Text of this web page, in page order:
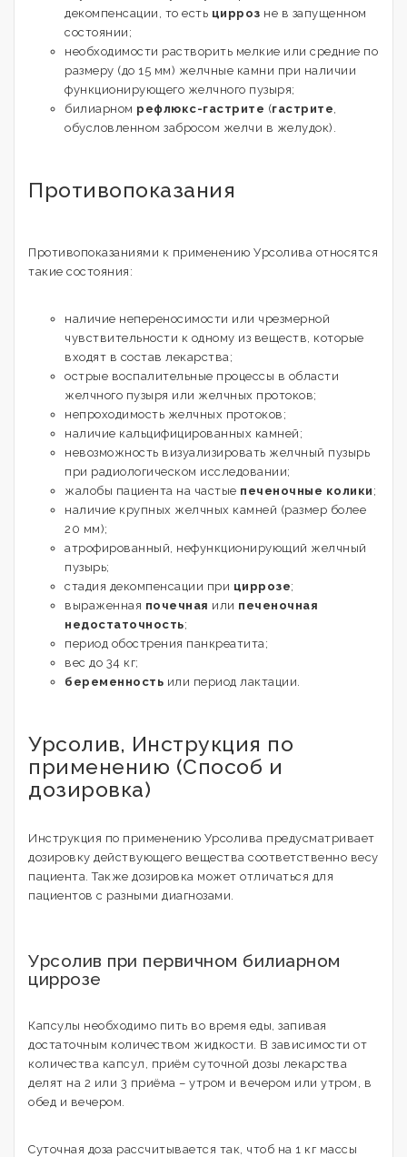
декомпенсации, то есть цирроз не в запущенном
состоянии;
необходимости растворить мелкие или средние по
размеру (до 15 мм) желчные камни при наличии
функционирующего желчного пузыря;
билиарном рефлюкс-гастрите (гастрите
обусловленном забросом желчи в желудок).
Противопоказания
Противопоказаниями к применению Урсолива относятся
такие состояния:
наличие непереносимости или чрезмерной
чувствительности к одному из веществ, которые
входят в состав лекарства;
острые воспалительные процессы в области
желчного пузыря или желчных протоков;
непроходимость желчных протоков;
наличие кальцифицированных камней;
невозможность визуализировать желчный пузырь
при радиологическом исследовании;
жалобы пациента на частые печеночные колики ;
наличие крупных желчных камней (размер более
20 мм);
атрофированный, нефункционирующий желчный
пузырь;
стадия декомпенсации при циррозе;
выраженная почечная или печеночная
недостаточность;
период обострения панкреатита;
вес до 34 кг;
беременность или период лактации.
Урсолив, Инструкция по
применению (Способ и
дозировка)
Инструкция по применению Урсолива предусматривает
дозировку действующего вещества соответственно весу
пациента. Также дозировка может отличаться для
пациентов с разными диагнозами.
Урсолив при первичном билиарном
циррозе
Капсулы необходимо пить во время еды, запивая
достаточным количеством жидкости. В зависимости от
количества капсул, приём суточной дозы лекарства
делят на 2 или 3 приёма – утром и вечером или утром, в
обед и вечером.
Суточная доза рассчитывается так, чтоб на 1 кг массы